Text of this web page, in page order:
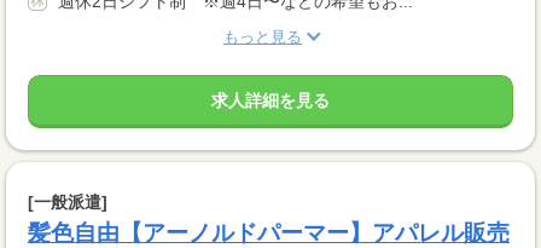
もっと見る
求人詳細を見る
[一般派遣]
髪色自由【アーノルドパーマー】アパレル販売